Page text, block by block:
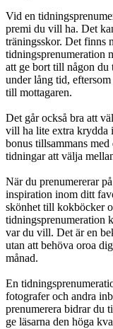
Vid en
premi du vill ha. Det
träningsskor. Det finns
tidningsprenumeration
att ge bort till någon du
under lång tid,
till mottagaren.
Det går också bra att
vill ha lite extra krydda
bonus tillsammans
tidningar att välja
När du prenumererar
inspiration inom ditt
skönhet till kokböcker
tidningsprenumeration
var du vill. Det är en
utan att behöva oroa
månad.
En
fotografer och andra
prenumerera bidrar du
ge läsarna den höga